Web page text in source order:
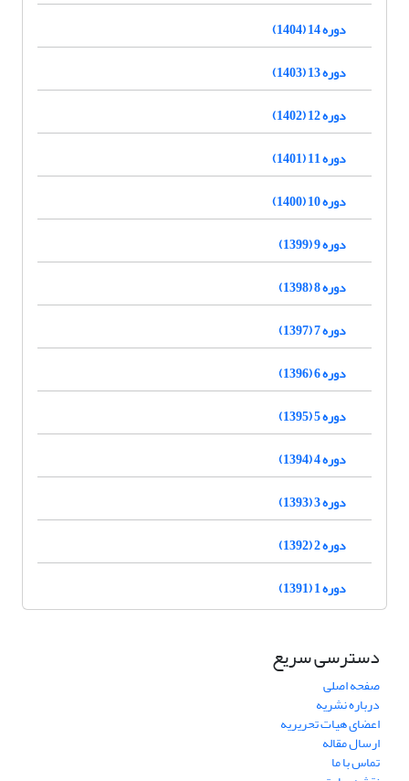
دوره 14 (1404)
دوره 13 (1403)
دوره 12 (1402)
دوره 11 (1401)
دوره 10 (1400)
دوره 9 (1399)
دوره 8 (1398)
دوره 7 (1397)
دوره 6 (1396)
دوره 5 (1395)
دوره 4 (1394)
دوره 3 (1393)
دوره 2 (1392)
دوره 1 (1391)
دسترسی سریع
صفحه اصلی
درباره نشریه
اعضای هیات تحریریه
ارسال مقاله
تماس با ما